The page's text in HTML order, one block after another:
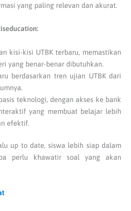
yang paling relevan dan akurat.
kisi-kisi UTBK terbaru, memastikan
yang benar-benar dibutuhkan.
berdasarkan tren ujian UTBK dari
teknologi, dengan akses ke bank
yang membuat belajar lebih
efektif.
up to date, siswa lebih siap dalam
perlu khawatir soal yang akan